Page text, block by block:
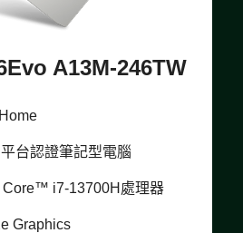
A13M-246TW
台認證筆記型電腦
i7-13700H處理器
Graphics